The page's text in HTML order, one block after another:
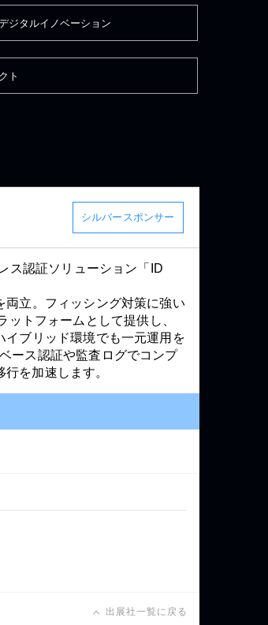
ジタルイノベーション
ト
シルバースポンサー
ス認証ソリューション「ID
立。フィッシング対策に強い
トフォームとして提供し、
ブリッド環境でも一元運用を
ース認証や監査ログでコンプ
を加速します。
出展社一覧に戻る